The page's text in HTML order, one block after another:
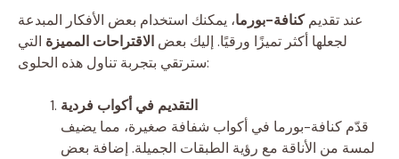
عند تقديمكنافة-بورما، يمكنك استخدام بعض الأفكار المبدعة
لجعلها أكثر تميزًا ورقيًا. إليك بعض الاقتراحات المميزة التي
سترتقي بتجربة تناول هذه الحلوى:
التقديم في أكواب فردية
قدّم كنافة-بورما في أكواب شفافة صغيرة، مما يضيف
لمسة من الأناقة مع رؤية الطبقات الجميلة. إضافة بعض